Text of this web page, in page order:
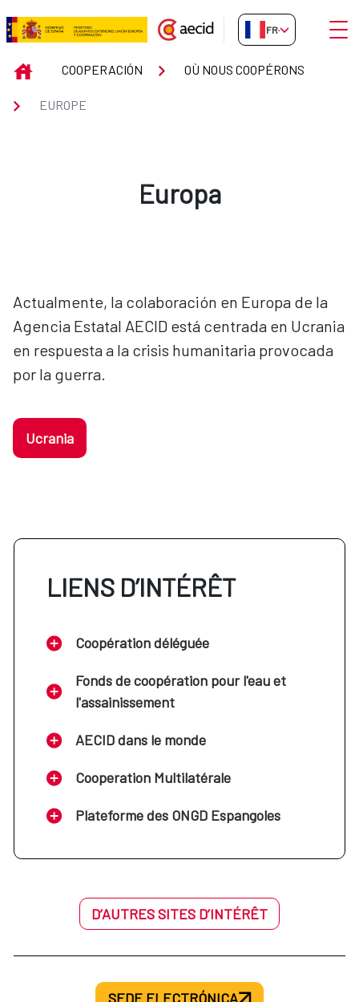
Saut au contenu principal
EUROPE
FR-FR
INICIOCOOPERACIÓN OÙ NOUS COOPÉRONS
EUROPE
Europa
Actualmente, la colaboración en Europa de la
Agencia Estatal AECID está centrada en Ucrania
en respuesta a la crisis humanitaria provocada
por la guerra.
Ucrania
LIENS D’INTÉRÊT
Coopération déléguée
Fonds de coopération pour l'eau et
l'assainissement
AECID dans le monde
Cooperation Multilatérale
Plateforme des ONGD Espangoles
D’AUTRES SITES D’INTÉRÊT
SEDE ELECTRÓNICA